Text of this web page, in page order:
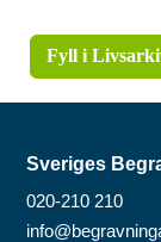
Fyll i
Sveriges
020-210 210